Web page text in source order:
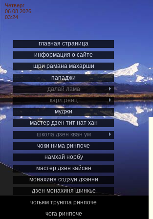
Четверг
06.08.2026
03:24
главная страница
информация о сайте
шри рамана махарши
пападжи
далай лама
карл ренц
муджи
мастер дзен тит нат хан
школа дзен кван ум
чоки нима ринпоче
намхай норбу
мастер дзен кайсен
монахиня содзуи дзэнни
дзен монахиня шинкье
чогьям трунгпа ринпоче
чога ринпоче